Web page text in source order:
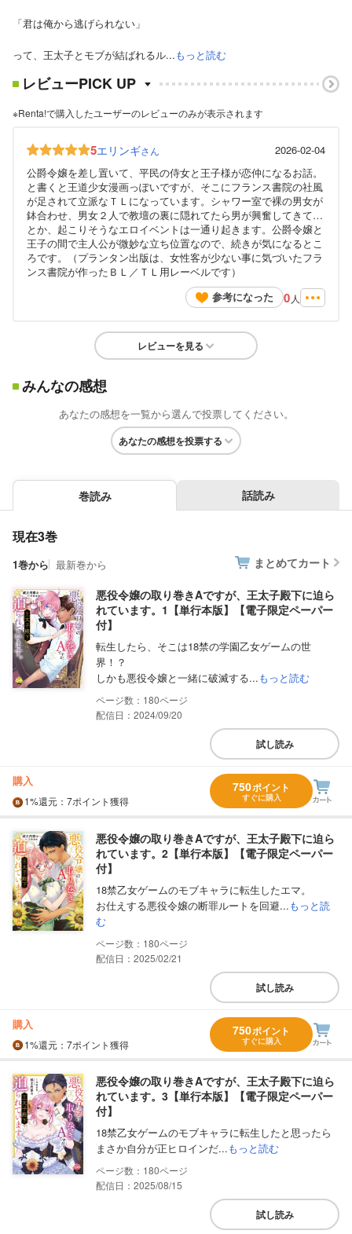
「君は俺から逃げられない」
って、王太子とモブが結ばれるル...もっと読む
レビューPICK UP
※Renta!で購入したユーザーのレビューのみが表示されます
5エリンギさん
2026-02-04
公爵令嬢を差し置いて、平民の侍女と王子様が恋仲になるお話。
と書くと王道少女漫画っぽいですが、そこにフランス書院の社風
が足されて立派なＴＬになっています。シャワー室で裸の男女が
鉢合わせ、男女２人で教壇の裏に隠れてたら男が興奮してきて…
とか、起こりそうなエロイベントは一通り起きます。公爵令嬢と
王子の間で主人公が微妙な立ち位置なので、続きが気になるとこ
ろです。（プランタン出版は、女性客が少ない事に気づいたフラ
ンス書院が作ったＢＬ／ＴＬ用レーベルです）
参考になった
0 人
レビューを見る
みんなの感想
あなたの感想を一覧から選んで投票してください。
あなたの感想を投票する
巻読み 話読み
現在3巻
1巻から 最新巻から まとめてカート
悪役令嬢の取り巻きAですが、王太子殿下に迫ら
れています。1【単行本版】【電子限定ペーパー
付】
転生したら、そこは18禁の学園乙女ゲームの世
界！？
しかも悪役令嬢と一緒に破滅する...もっと読む
180
配信日：2024/09/20
試し読み
購入
1%還元 ：7ポイント獲得
750ポイント
すぐに購入
悪役令嬢の取り巻きAですが、王太子殿下に迫ら
れています。2【単行本版】【電子限定ペーパー
付】
18禁乙女ゲームのモブキャラに転生したエマ。
お仕えする悪役令嬢の断罪ルートを回避...もっと読
む
180
配信日：2025/02/21
試し読み
購入
1%還元 ：7ポイント獲得
750ポイント
すぐに購入
悪役令嬢の取り巻きAですが、王太子殿下に迫ら
れています。3【単行本版】【電子限定ペーパー
付】
18禁乙女ゲームのモブキャラに転生したと思ったら
まさか自分が正ヒロインだ...もっと読む
180
配信日：2025/08/15
試し読み